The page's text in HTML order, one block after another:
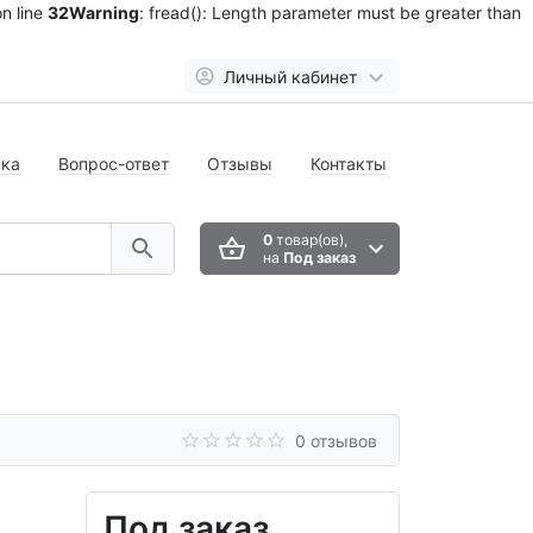
line 32Warning: fread(): Length parameter must be greater than
Личный кабинет
Вопрос-ответ Отзывы Контакты
0товар(ов),
на Под заказ
0 отзывов